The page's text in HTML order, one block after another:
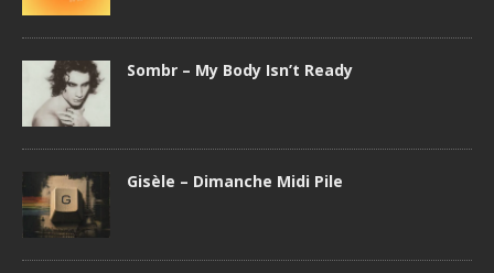
Sombr – My Body Isn’t Ready
Gisèle – Dimanche Midi Pile